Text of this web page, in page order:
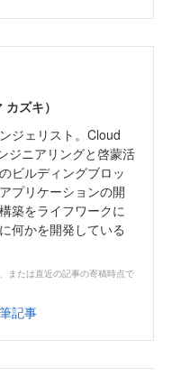
ズキ）
ジェリスト。Cloud
ジニアリングと啓蒙活
ビルディングブロッ
プリケーションの開
築をライフワークに
何かを開発している
または直近の記事の寄稿時点で
記事